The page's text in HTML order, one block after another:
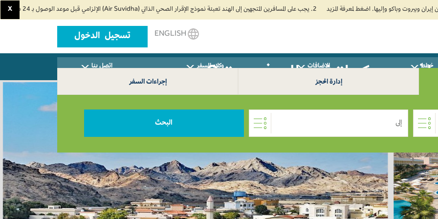
2. يجب على المسافرين المتجهين إلى الهند تعبئة نموذج الإقرار الصحي الذاتي (Air Suvidha) الإلزامي قبل موعد الوصول بـ 24 ساعة على الأقل. اضغط هنا للدخول إلى بوابة Air Suvidha. X
تسجيل الدخول
خطط الإضافات وكلاء السفر اتصل بنا من كراتشي إلى فجيرة 0
إدارة الحجز إجراءات السفر
إلى البحث